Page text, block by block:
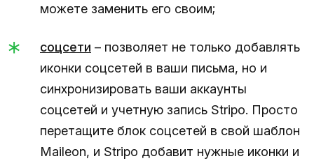
можете заменить его своим;
соцсети – позволяет не только добавлять
иконки соцсетей в ваши письма, но и
синхронизировать ваши аккаунты
соцсетей и учетную запись Stripo. Просто
перетащите блок соцсетей в свой шаблон
Maileon, и Stripo добавит нужные иконки и